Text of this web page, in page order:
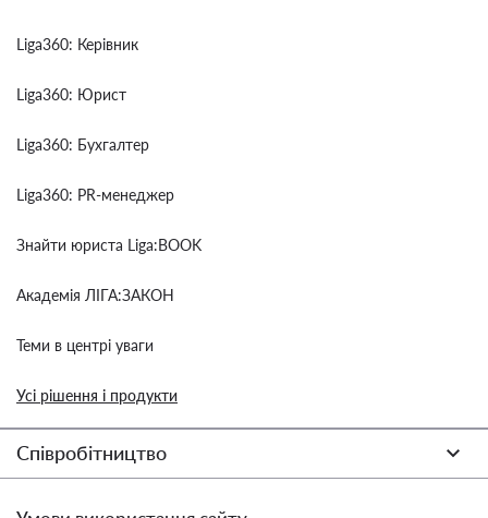
Liga360: Керівник
Liga360: Юрист
Liga360: Бухгалтер
Liga360: PR-менеджер
Знайти юриста Liga:BOOK
Академія ЛІГА:ЗАКОН
Теми в центрі уваги
Усі рішення і продукти
Співробітництво